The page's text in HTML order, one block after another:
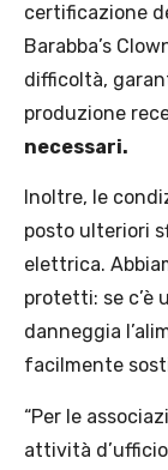
certificazione
Barabba’s
difficoltà,
produzione
necessari.
Inoltre, le
posto ulteriori
elettrica.
protetti: se c’è
danneggia
facilmente
“Per le
attività